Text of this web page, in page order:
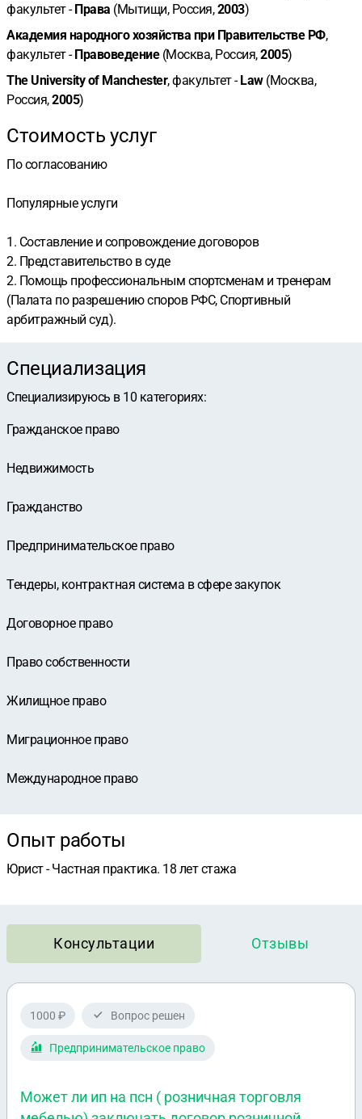
факультет -Права (Мытищи, Россия,2003)
Академия народного хозяйства при Правительстве РФ,
факультет -Правоведение(Москва, Россия,2005)
The University of Manchester, факультет -Law(Москва,
Россия,2005)
Стоимость услуг
По согласованию
Популярные услуги
1. Составление и сопровождение договоров
2. Представительство в суде
2. Помощь профессиональным спортсменам и тренерам
(Палата по разрешению споров РФС, Спортивный
арбитражный суд).
Специализация
Специализируюсь в 10 категориях:
Гражданское право
Недвижимость
Гражданство
Предпринимательское право
Тендеры, контрактная система в сфере закупок
Договорное право
Право собственности
Жилищное право
Миграционное право
Международное право
Опыт работы
Юрист - Частная практика. 18 лет стажа
Консультации Отзывы
1000 ₽ Вопрос решен
Предпринимательское право
Может ли ип на псн ( розничная торговля